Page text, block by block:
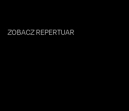
ZOBACZ REPERTUAR